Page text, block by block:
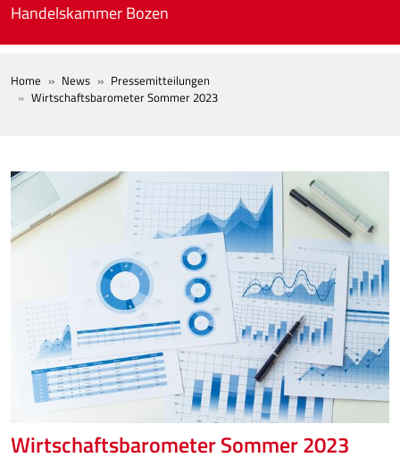
Skip to main content
Handelskammer Bozen
BREADCRUMB
Home News
Pressemitteilungen
Wirtschaftsbarometer Sommer 2023
Wirtschaftsbarometer Sommer 2023